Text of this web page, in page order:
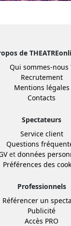
de
Qui sommes-nous
Recrutement
Mentions légales
Contacts
Spectateurs
Service client
Questions
et données
Préférences des
Professionnels
Référencer un
Publicité
Accès PRO